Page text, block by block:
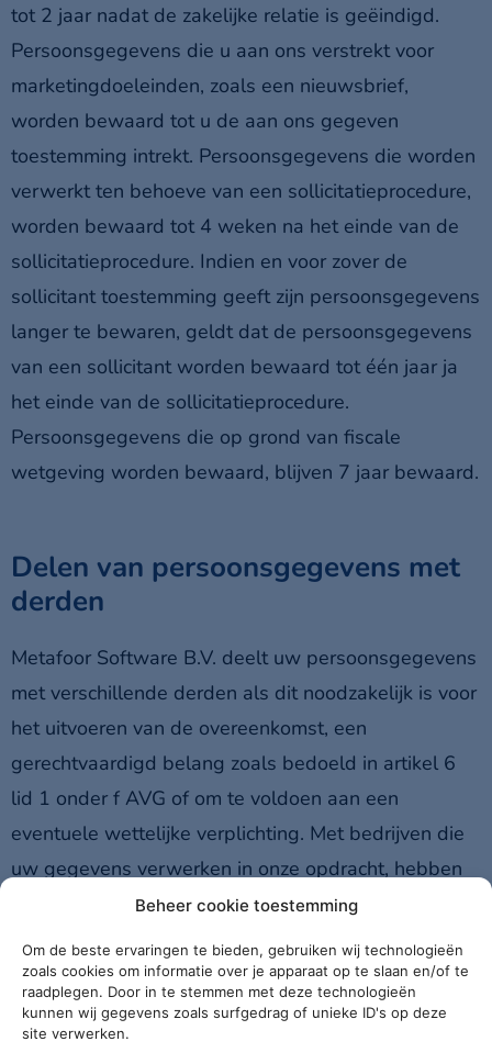
Beheer cookie toestemming
Om de beste ervaringen te bieden, gebruiken wij technologieën
zoals cookies om informatie over je apparaat op te slaan en/of te
raadplegen. Door in te stemmen met deze technologieën
kunnen wij gegevens zoals surfgedrag of unieke ID's op deze
site verwerken.
tot 2 jaar nadat de zakelijke relatie is geëindigd.
Persoonsgegevens die u aan ons verstrekt voor
marketingdoeleinden, zoals een nieuwsbrief,
worden bewaard tot u de aan ons gegeven
toestemming intrekt. Persoonsgegevens die worden
verwerkt ten behoeve van een sollicitatieprocedure,
worden bewaard tot 4 weken na het einde van de
sollicitatieprocedure. Indien en voor zover de
sollicitant toestemming geeft zijn persoonsgegevens
langer te bewaren, geldt dat de persoonsgegevens
van een sollicitant worden bewaard tot één jaar ja
het einde van de sollicitatieprocedure.
Persoonsgegevens die op grond van fiscale
wetgeving worden bewaard, blijven 7 jaar bewaard.
Delen van persoonsgegevens met
derden
Metafoor Software B.V. deelt uw persoonsgegevens
met verschillende derden als dit noodzakelijk is voor
het uitvoeren van de overeenkomst, een
gerechtvaardigd belang zoals bedoeld in artikel 6
lid 1 onder f AVG of om te voldoen aan een
eventuele wettelijke verplichting. Met bedrijven die
uw gegevens verwerken in onze opdracht, hebben
wij een verwerkersovereenkomst gesloten om te
zorgen voor eenzelfde niveau van beveiliging en
vertrouwelijkheid van uw gegevens. Metafoor
Software B.V. blijft verantwoordelijk voor deze
verwerkingen. Als uw gegevens in onze opdracht